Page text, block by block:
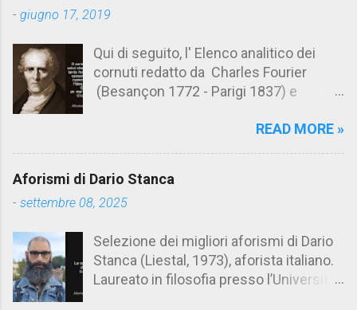
t
- giugno 17, 2019
Qui di seguito, l' Elenco analitico dei
cornuti redatto da Charles Fourier
(Besançon 1772 - Parigi 1837) e
Aforismario trovi anche una raccolta di
cornuto pretenzioso: colui che ritiene
sua moglie tanto fortunata, per averlo
ammettere l'idea del tradimento. Ciò lo
rende un marito assai comodo.
(Charles Fourier) Elenco analitico dei
READ MORE »
Aforismi di Dario Stanca
- settembre 08, 2025
Selezione dei migliori aforismi di Dario
Stanca (Liestal, 1973), aforista italiano.
Laureato in filosofia presso l’Università